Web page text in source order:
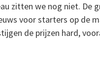
zitten we nog niet. De
voor starters op de
de prijzen hard,